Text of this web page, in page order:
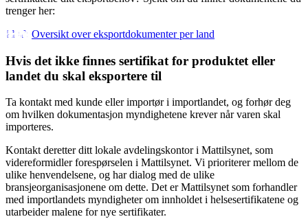
trenger her:
Oversikt over eksportdokumenter per land
Hvis det ikke finnes sertifikat for produktet eller
landet du skal eksportere til
Ta kontakt med kunde eller importør i importlandet, og forhør deg
om hvilken dokumentasjon myndighetene krever når varen skal
importeres.
Kontakt deretter ditt lokale avdelingskontor i Mattilsynet, som
videreformidler forespørselen i Mattilsynet. Vi prioriterer mellom de
ulike henvendelsene, og har dialog med de ulike
bransjeorganisasjonene om dette. Det er Mattilsynet som forhandler
med importlandets myndigheter om innholdet i helsesertifikatene og
utarbeider malene for nye sertifikater.